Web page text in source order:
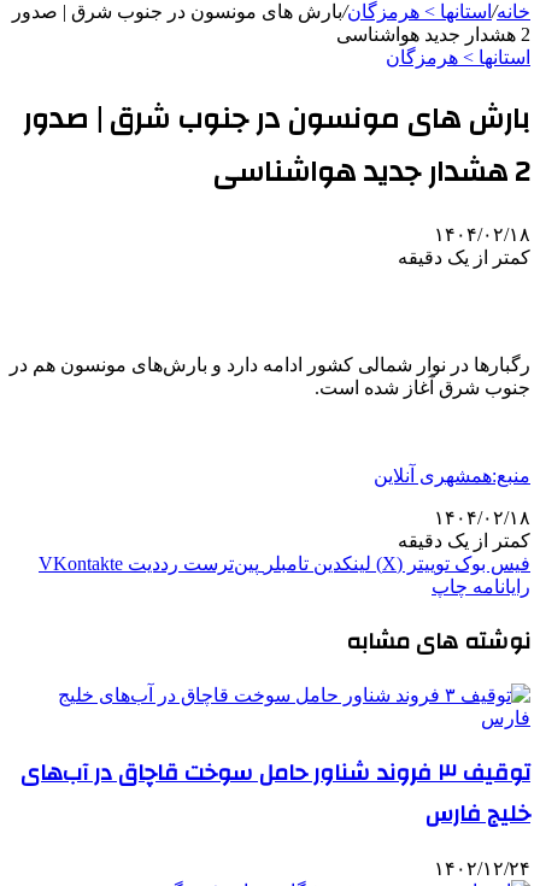
خانه/ استانها > هرمزگان/بارش‌ های مونسون در جنوب شرق | صدور
2 هشدار جدید هواشناسی
استانها > هرمزگان
بارش‌ های مونسون در جنوب شرق | صدور
2 هشدار جدید هواشناسی
۱۴۰۴/۰۲/۱۸
کمتر از یک دقیقه
رگبارها در نوار شمالی کشور ادامه دارد و بارش‌های مونسون هم در
جنوب شرق آغاز شده است.
منبع:همشهری آنلاین
۱۴۰۴/۰۲/۱۸
کمتر از یک دقیقه
فیس بوک توییتر (X) لینکدین ‫تامبلر ‫پین‌ترست ‫رددیت ‫VKontakte
رایانامه چاپ
نوشته های مشابه
توقیف ۳ فروند شناور حامل سوخت قاچاق در آب‌های
خلیج فارس
۱۴۰۲/۱۲/۲۴